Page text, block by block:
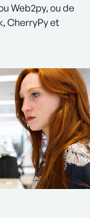
Web2py, ou de
CherryPy et